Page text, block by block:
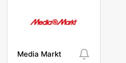
Media Markt